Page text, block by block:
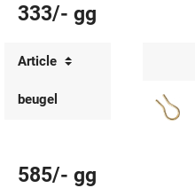
333/- gg
Article
beugel
585/- gg